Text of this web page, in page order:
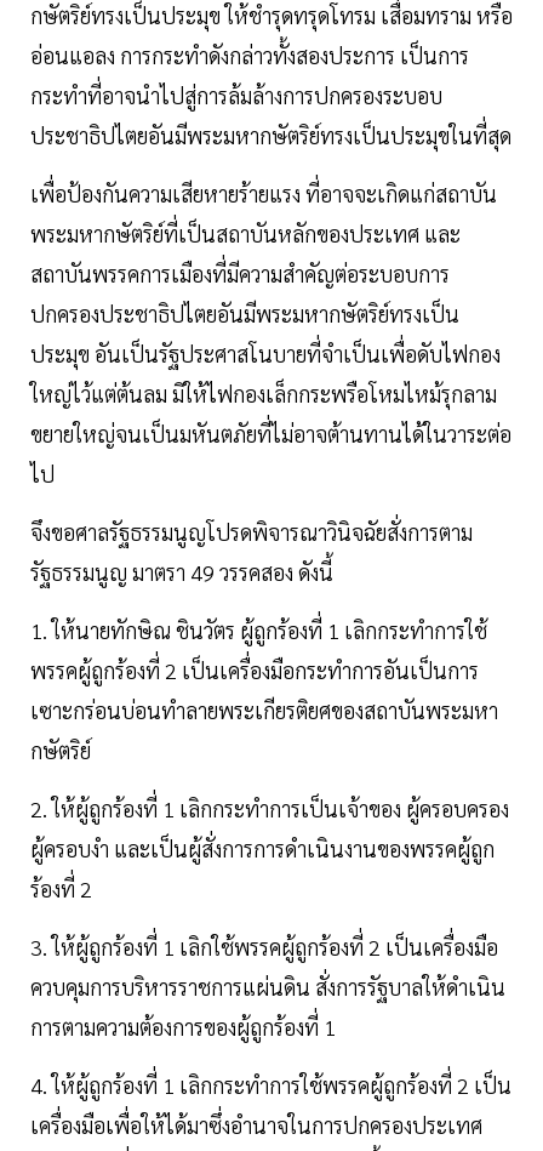
กษัตริย์ทรงเป็นประมุข ให้ชำรุดทรุดโทรม เสื่อมทราม หรือ
อ่อนแอลง การกระทำดังกล่าวทั้งสองประการ เป็นการ
กระทำที่อาจนำไปสู่การล้มล้างการปกครองระบอบ
ประชาธิปไตยอันมีพระมหากษัตริย์ทรงเป็นประมุขในที่สุด
เพื่อป้องกันความเสียหายร้ายแรง ที่อาจจะเกิดแก่สถาบัน
พระมหากษัตริย์ที่เป็นสถาบันหลักของประเทศ และ
สถาบันพรรคการเมืองที่มีความสำคัญต่อระบอบการ
ปกครองประชาธิปไตยอันมีพระมหากษัตริย์ทรงเป็น
ประมุข อันเป็นรัฐประศาสโนบายที่จำเป็นเพื่อดับไฟกอง
ใหญ่ไว้แต่ต้นลม มิให้ไฟกองเล็กกระพรือโหมไหม้รุกลาม
ขยายใหญ่จนเป็นมหันตภัยที่ไม่อาจต้านทานได้ในวาระต่อ
ไป
จึงขอศาลรัฐธรรมนูญโปรดพิจารณาวินิจฉัยสั่งการตาม
รัฐธรรมนูญ มาตรา 49 วรรคสอง ดังนี้
1. ให้นายทักษิณ ชินวัตร ผู้ถูกร้องที่ 1 เลิกกระทำการใช้
พรรคผู้ถูกร้องที่ 2 เป็นเครื่องมือกระทำการอันเป็นการ
เซาะกร่อนบ่อนทำลายพระเกียรติยศของสถาบันพระมหา
กษัตริย์
2. ให้ผู้ถูกร้องที่ 1 เลิกกระทำการเป็นเจ้าของ ผู้ครอบครอง
ผู้ครอบงำ และเป็นผู้สั่งการการดำเนินงานของพรรคผู้ถูก
ร้องที่ 2
3. ให้ผู้ถูกร้องที่ 1 เลิกใช้พรรคผู้ถูกร้องที่ 2 เป็นเครื่องมือ
ควบคุมการบริหารราชการแผ่นดิน สั่งการรัฐบาลให้ดำเนิน
การตามความต้องการของผู้ถูกร้องที่ 1
4. ให้ผู้ถูกร้องที่ 1 เลิกกระทำการใช้พรรคผู้ถูกร้องที่ 2 เป็น
เครื่องมือเพื่อให้ได้มาซึ่งอำนาจในการปกครองประเทศ